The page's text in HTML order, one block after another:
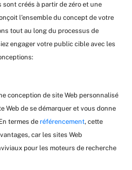
créés à partir de zéro et une
l’ensemble du concept de votre
tout au long du processus de
engager votre public cible avec les
conception de site Web personnalisé
Web de se démarquer et vous donne
termes de référencement, cette
car les sites Web
pour les moteurs de recherche